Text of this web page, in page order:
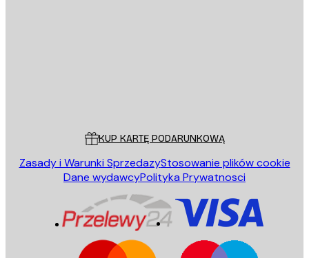
KUP KARTĘ PODARUNKOWĄ
Zasady i Warunki SprzedazyStosowanie plików cookie
Dane wydawcyPolityka Prywatnosci